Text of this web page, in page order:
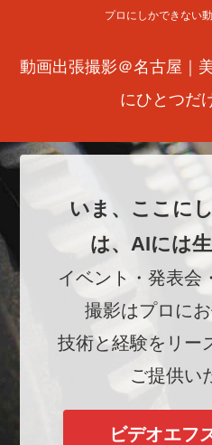
プロにしかできない
動画出張撮影＠名古屋｜
にひとつだ
いま、ここに
は、AIには
イベント・発表会
撮影はプロに
技術と経験をリー
ご提供い
ビデオエフ